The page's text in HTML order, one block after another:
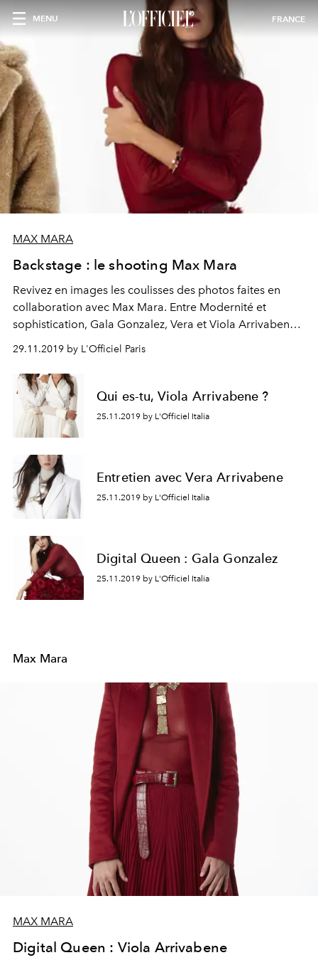
MENU FRANCE
MAX MARA
Backstage : le shooting Max Mara
Revivez en images les coulisses des photos faites en
collaboration avec Max Mara. Entre Modernité et
sophistication, Gala Gonzalez, Vera et Viola Arrivabene
nous interprètent leur vision de Max Mara.
29.11.2019 by L'Officiel Paris
Qui es-tu, Viola Arrivabene ?
25.11.2019 by L'Officiel Italia
Entretien avec Vera Arrivabene
25.11.2019 by L'Officiel Italia
Digital Queen : Gala Gonzalez
25.11.2019 by L'Officiel Italia
Max Mara
MAX MARA
Digital Queen : Viola Arrivabene